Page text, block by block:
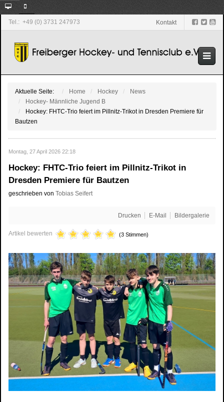
Tel.: +49 (0) 3731 247973 Kontakt
Aktuelle Seite: Home Hockey
News
Hockey- Männliche Jugend B
Hockey: FHTC-Trio feiert im Pillnitz-Trikot in Dresden Premiere für
Bautzen
Montag, 27 April 2026 22:18
Hockey: FHTC-Trio feiert im Pillnitz-Trikot in
Dresden Premiere für Bautzen
geschrieben von Tobias Seifert
Drucken E-Mail Bildergalerie
Artikel bewerten (3 Stimmen)